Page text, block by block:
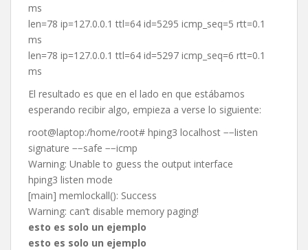
ms
len=78 ip=127.0.0.1 ttl=64 id=5295 icmp_seq=5 rtt=0.1
ms
len=78 ip=127.0.0.1 ttl=64 id=5297 icmp_seq=6 rtt=0.1
ms
El resultado es que en el lado en que estábamos
esperando recibir algo, empieza a verse lo siguiente:
root@laptop:/home/root# hping3 localhost −−listen
signature −−safe −−icmp
Warning: Unable to guess the output interface
hping3 listen mode
[main] memlockall(): Success
Warning: can’t disable memory paging!
esto es solo un ejemplo
esto es solo un ejemplo